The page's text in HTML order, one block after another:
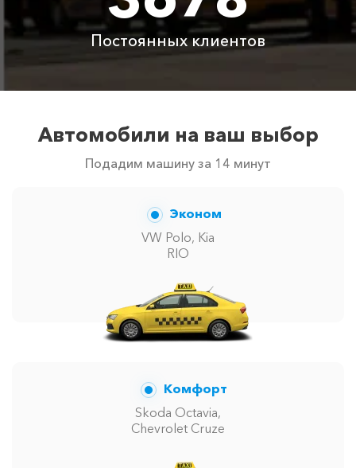
Цены по акции ограничены количеством свободных
автомобилей в г Вардане. Точную цену вам сообщит
менеджер при заказе.
Постоянных клиентов
Автомобили на ваш выбор
Подадим машину за 14 минут
Эконом
VW Polo, Kia
RIO
Комфорт
Skoda Octavia,
Chevrolet Cruze